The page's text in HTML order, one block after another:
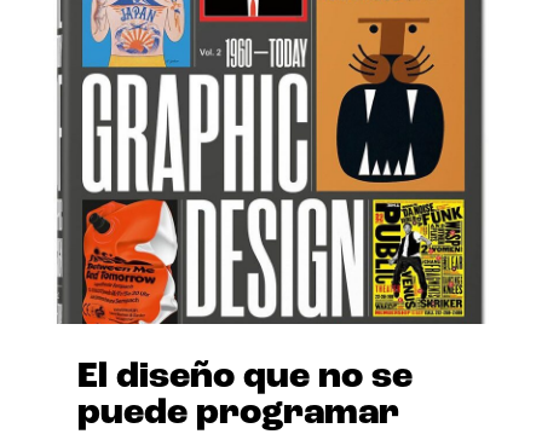
El diseño que no se
puede programar